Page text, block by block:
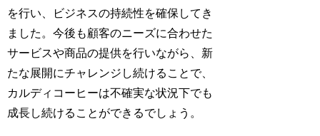
を行い、ビジネスの持続性を確保してき
ました。今後も顧客のニーズに合わせた
サービスや商品の提供を行いながら、新
たな展開にチャレンジし続けることで、
カルディコーヒーは不確実な状況下でも
成長し続けることができるでしょう。